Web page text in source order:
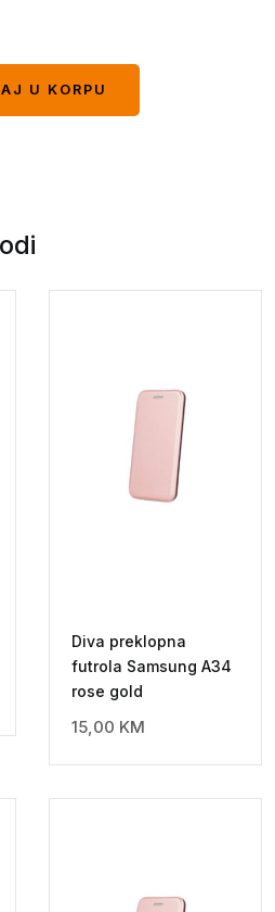
U KORPU
Diva preklopna
futrola Samsung A34
rose gold
15,00 KM